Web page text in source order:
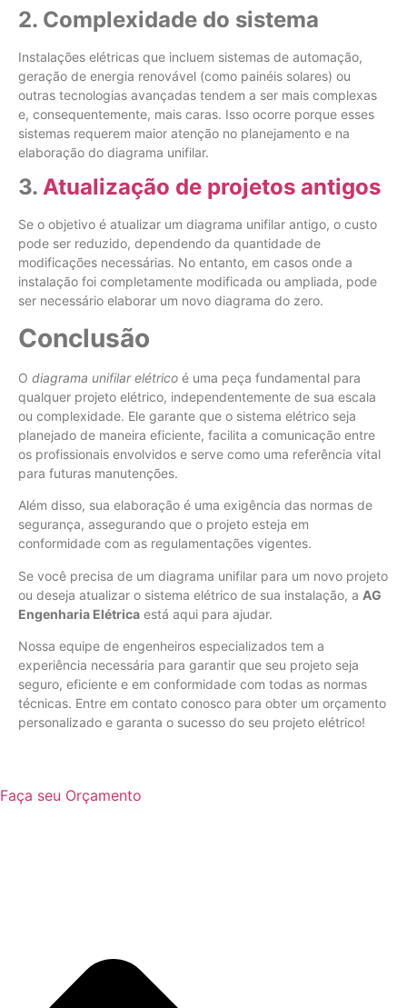
2. Complexidade do sistema
Instalações elétricas que incluem sistemas de automação,
geração de energia renovável (como painéis solares) ou
outras tecnologias avançadas tendem a ser mais complexas
e, consequentemente, mais caras. Isso ocorre porque esses
sistemas requerem maior atenção no planejamento e na
elaboração do diagrama unifilar.
3. Atualização de projetos antigos
Se o objetivo é atualizar um diagrama unifilar antigo, o custo
pode ser reduzido, dependendo da quantidade de
modificações necessárias. No entanto, em casos onde a
instalação foi completamente modificada ou ampliada, pode
ser necessário elaborar um novo diagrama do zero.
Conclusão
O diagrama unifilar elétrico é uma peça fundamental para
qualquer projeto elétrico, independentemente de sua escala
ou complexidade. Ele garante que o sistema elétrico seja
planejado de maneira eficiente, facilita a comunicação entre
os profissionais envolvidos e serve como uma referência vital
para futuras manutenções.
Além disso, sua elaboração é uma exigência das normas de
segurança, assegurando que o projeto esteja em
conformidade com as regulamentações vigentes.
Se você precisa de um diagrama unifilar para um novo projeto
ou deseja atualizar o sistema elétrico de sua instalação, a AG
Engenharia Elétrica está aqui para ajudar.
Nossa equipe de engenheiros especializados tem a
experiência necessária para garantir que seu projeto seja
seguro, eficiente e em conformidade com todas as normas
técnicas. Entre em contato conosco para obter um orçamento
personalizado e garanta o sucesso do seu projeto elétrico!
Faça seu Orçamento